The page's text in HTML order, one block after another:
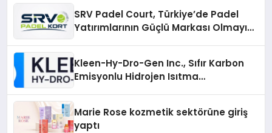
SRV Padel Court, Türkiye’de Padel
Yatırımlarının Güçlü Markası Olmayı
Kleen-Hy-Dro-Gen Inc., Sıfır Karbon
Emisyonlu Hidrojen Isıtma
Marie Rose kozmetik sektörüne giriş
yaptı